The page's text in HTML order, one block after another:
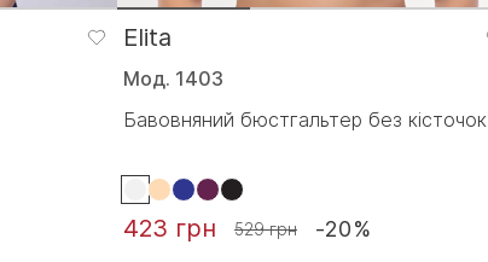
Elita
Мод. 1403
Бавовняний бюстгальтер без кісточок
423 грн 529 грн -20%